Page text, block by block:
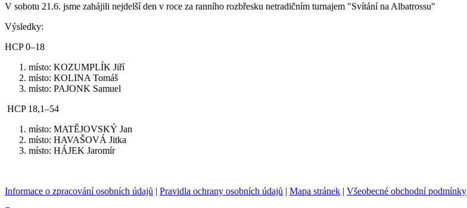
V sobotu 21.6. jsme zahájili nejdelší den v roce za ranního rozbřesku netradičním turnajem "Svítání na Albatrossu"
Výsledky:
HCP 0–18
místo: KOZUMPLÍK Jiří
místo: KOLINA Tomáš
místo: PAJONK Samuel
HCP 18,1–54
místo: MATĚJOVSKÝ Jan
místo: HAVAŠOVÁ Jitka
místo: HÁJEK Jaromír
Informace o zpracování osobních údajů | Pravidla ochrany osobních údajů | Mapa stránek | Všeobecné obchodní podmínky